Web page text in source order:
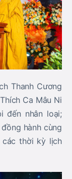
Thanh Cương
Ca Mâu Ni
đến nhân loại;
hành cùng
các thời kỳ lịch